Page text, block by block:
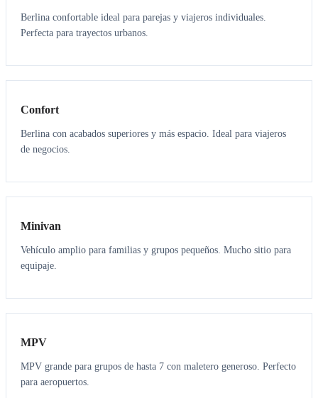
Berlina confortable ideal para parejas y viajeros individuales.
Perfecta para trayectos urbanos.
3 3
Confort
Berlina con acabados superiores y más espacio. Ideal para viajeros
de negocios.
6 5
Minivan
Vehículo amplio para familias y grupos pequeños. Mucho sitio para
equipaje.
7 7
MPV
MPV grande para grupos de hasta 7 con maletero generoso. Perfecto
para aeropuertos.